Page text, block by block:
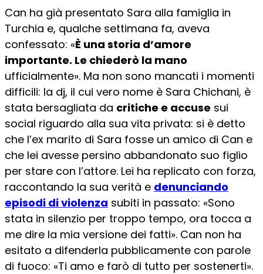
Can ha già presentato Sara alla famiglia in
Turchia e, qualche settimana fa, aveva
confessato: «È una storia d’amore
importante. Le chiederò la mano
ufficialmente». Ma non sono mancati i momenti
difficili: la dj, il cui vero nome è Sara Chichani, è
stata bersagliata da critiche e accuse sui
social riguardo alla sua vita privata: si è detto
che l’ex marito di Sara fosse un amico di Can e
che lei avesse persino abbandonato suo figlio
per stare con l’attore. Lei ha replicato con forza,
raccontando la sua verità e denunciando
episodi di violenza subiti in passato: «Sono
stata in silenzio per troppo tempo, ora tocca a
me dire la mia versione dei fatti». Can non ha
esitato a difenderla pubblicamente con parole
di fuoco: «Ti amo e farò di tutto per sostenerti».